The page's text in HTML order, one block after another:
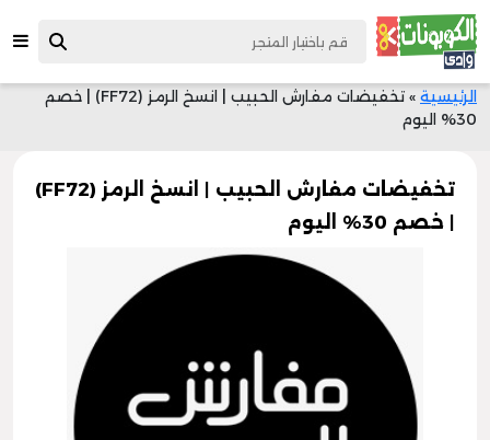
الرئيسية »
تخفيضات مفارش الحبيب | انسخ الرمز (FF72) | خصم
30% اليوم
تخفيضات مفارش الحبيب | انسخ الرمز (FF72)
| خصم 30% اليوم